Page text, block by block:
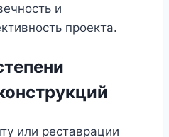
и
проекта.
или реставрации